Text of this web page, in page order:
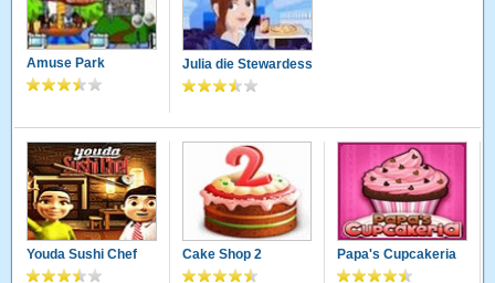
Amuse Park Julia die Stewardess
Youda Sushi Chef Cake Shop 2 Papa's Cupcakeria